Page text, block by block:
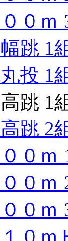
０ｍ
跳 1
投 1
跳 1
跳 2
０ｍ
０ｍ
０ｍ
０ｍ